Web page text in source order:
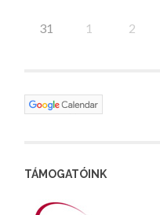
31 1 2
TÁMOGATÓINK